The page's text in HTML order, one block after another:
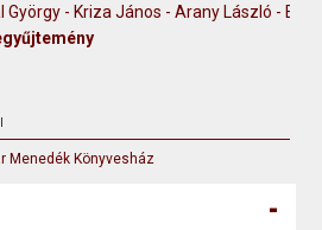
György - Kriza János - Arany László -
Menedék Könyvesház
-